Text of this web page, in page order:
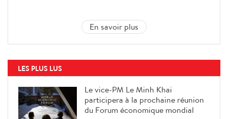
En savoir plus
LES PLUS LUS
Le vice-PM Le Minh Khai
participera à la prochaine réunion
du Forum économique mondial